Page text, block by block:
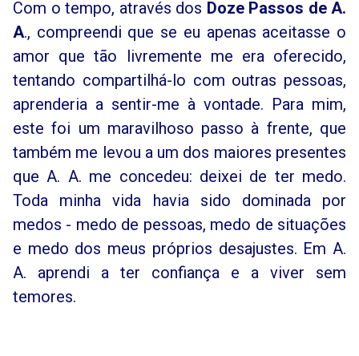
Com o tempo, através dos Doze Passos de A.
A., compreendi que se eu apenas aceitasse o
amor que tão livremente me era oferecido,
tentando compartilhá-lo com outras pessoas,
aprenderia a sentir-me à vontade. Para mim,
este foi um maravilhoso passo à frente, que
também me levou a um dos maiores presentes
que A. A. me concedeu: deixei de ter medo.
Toda minha vida havia sido dominada por
medos - medo de pessoas, medo de situações
e medo dos meus próprios desajustes. Em A.
A. aprendi a ter confiança e a viver sem
temores.